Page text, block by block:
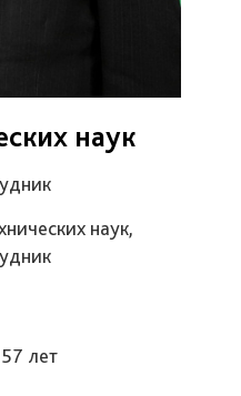
наук
наук,
лет